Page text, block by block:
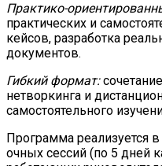
Практико-
практических и
кейсов, разработка
документов.
Гибкий формат:
нетворкинга и
самостоятельного
Программа реализуется
очных сессий (по 5 дней